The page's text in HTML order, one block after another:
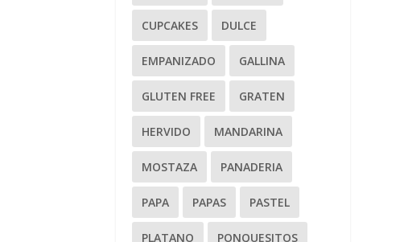
CUPCAKES DULCE
EMPANIZADO GALLINA
GLUTEN FREE GRATEN
HERVIDO MANDARINA
MOSTAZA PANADERIA
PAPA PAPAS PASTEL
PLATANO PONQUESITOS